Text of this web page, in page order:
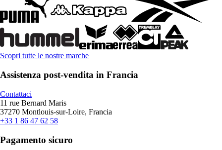
Scopri tutte le nostre marche
Assistenza post-vendita in Francia
Contattaci
11 rue Bernard Maris
37270 Montlouis-sur-Loire, Francia
+33 1 86 47 62 58
Pagamento sicuro